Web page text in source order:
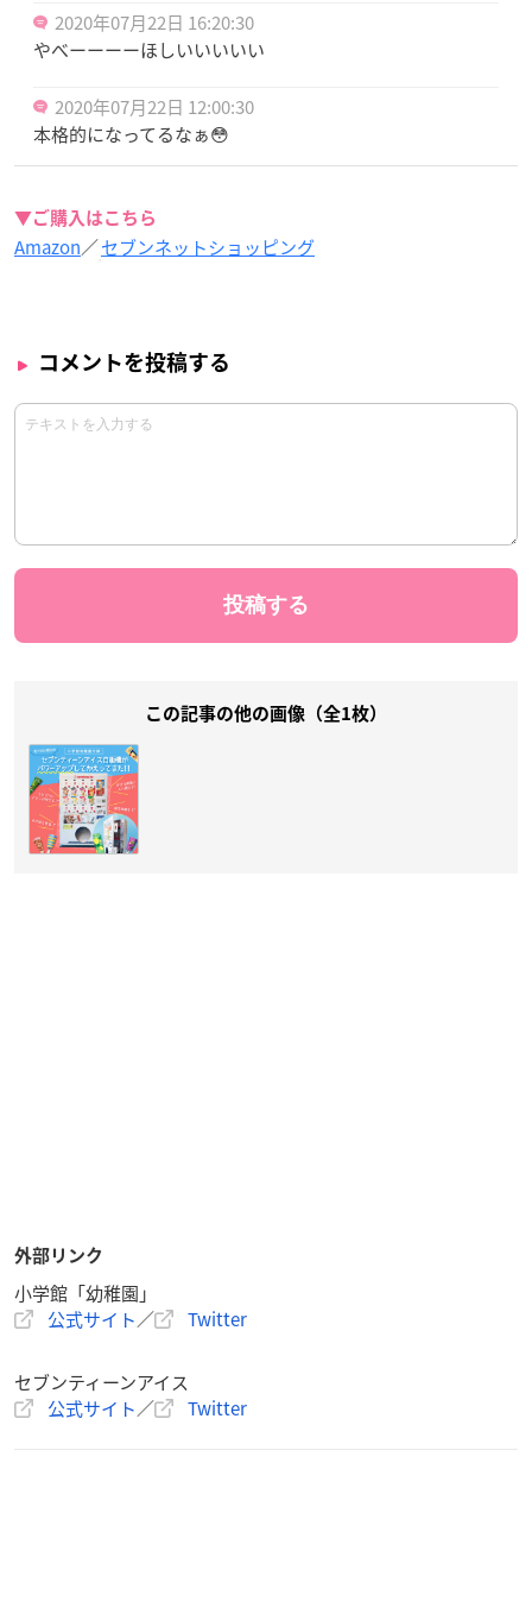
2020年07月22日 16:20:30
やべーーーーほしいいいいい
2020年07月22日 12:00:30
本格的になってるなぁ😳
▼ご購入はこちら
Amazon／セブンネットショッピング
コメントを投稿する
この記事の他の画像（全1枚）
外部リンク
小学館「幼稚園」
公式サイト／ Twitter
セブンティーンアイス
公式サイト／ Twitter